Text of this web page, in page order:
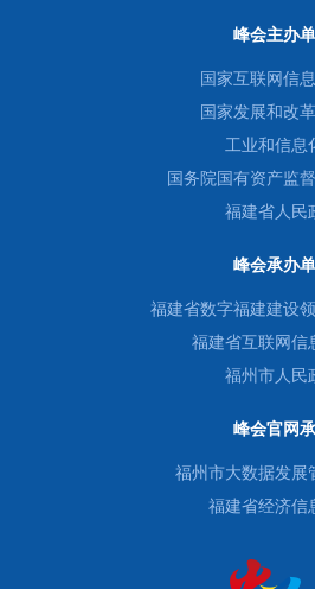
峰会主办
国家互联网信
国家发展和改
工业和信息
国务院国有资产监
福建省人民
峰会承办
福建省数字福建建设
福建省互联网信
福州市人民
峰会官网
福州市大数据发展
福建省经济信